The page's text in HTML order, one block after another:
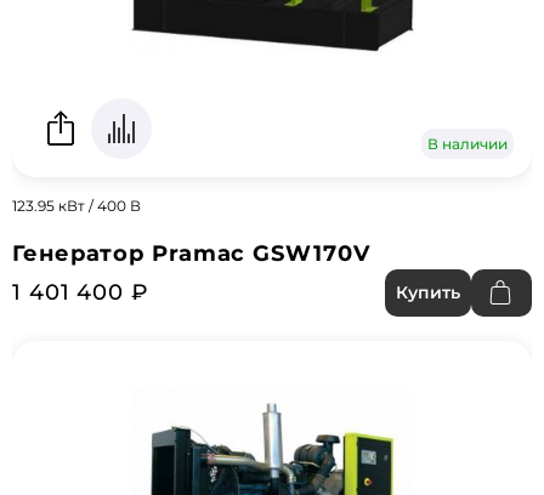
В наличии
123.95 кВт / 400 В
Генератор Pramac GSW170V
1 401 400 ₽
Купить